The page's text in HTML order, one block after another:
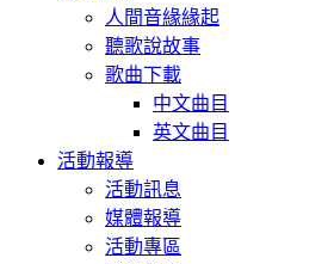
人間音緣緣起
聽歌說故事
歌曲下載
中文曲目
英文曲目
活動報導
活動訊息
媒體報導
活動專區